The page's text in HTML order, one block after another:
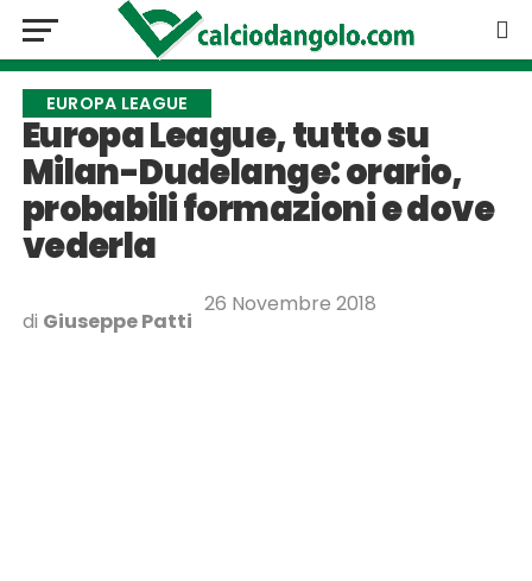
EUROPA LEAGUE
Europa League, tutto su
Milan-Dudelange: orario,
probabili formazioni e dove
vederla
di Giuseppe Patti
26 Novembre 2018